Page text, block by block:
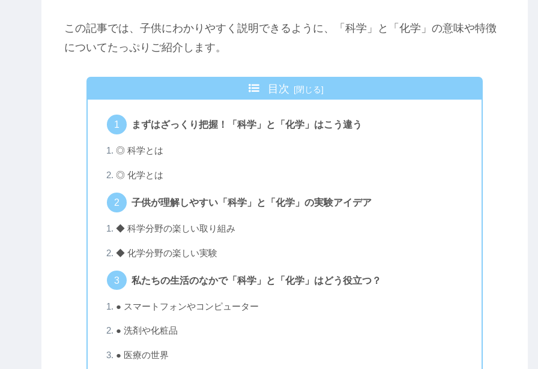
この記事では、子供にわかりやすく説明できるように、「科学」と「化学」の意味や特徴
についてたっぷりご紹介します。
目次
まずはざっくり把握！「科学」と「化学」はこう違う
◎ 科学とは
◎ 化学とは
子供が理解しやすい「科学」と「化学」の実験アイデア
◆ 科学分野の楽しい取り組み
◆ 化学分野の楽しい実験
私たちの生活のなかで「科学」と「化学」はどう役立つ？
● スマートフォンやコンピューター
● 洗剤や化粧品
● 医療の世界